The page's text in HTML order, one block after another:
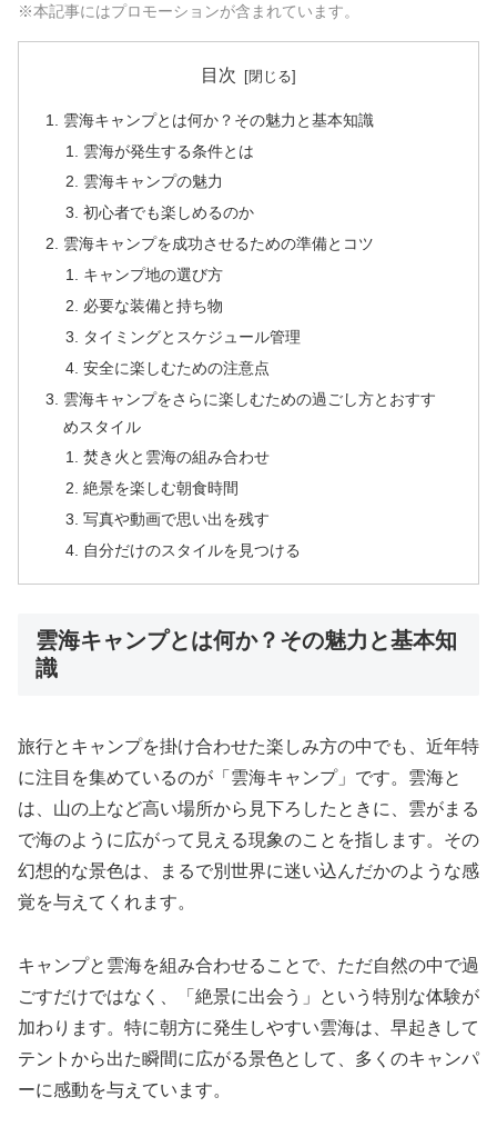
※本記事にはプロモーションが含まれています。
目次
雲海キャンプとは何か？その魅力と基本知識
雲海が発生する条件とは
雲海キャンプの魅力
初心者でも楽しめるのか
雲海キャンプを成功させるための準備とコツ
キャンプ地の選び方
必要な装備と持ち物
タイミングとスケジュール管理
安全に楽しむための注意点
雲海キャンプをさらに楽しむための過ごし方とおすす
めスタイル
焚き火と雲海の組み合わせ
絶景を楽しむ朝食時間
写真や動画で思い出を残す
自分だけのスタイルを見つける
雲海キャンプとは何か？その魅力と基本知
識
旅行とキャンプを掛け合わせた楽しみ方の中でも、近年特
に注目を集めているのが「雲海キャンプ」です。雲海と
は、山の上など高い場所から見下ろしたときに、雲がまる
で海のように広がって見える現象のことを指します。その
幻想的な景色は、まるで別世界に迷い込んだかのような感
覚を与えてくれます。
キャンプと雲海を組み合わせることで、ただ自然の中で過
ごすだけではなく、「絶景に出会う」という特別な体験が
加わります。特に朝方に発生しやすい雲海は、早起きして
テントから出た瞬間に広がる景色として、多くのキャンパ
ーに感動を与えています。